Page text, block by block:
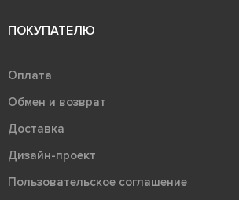
ПОКУПАТЕЛЮ
Оплата
Обмен и возврат
Доставка
Дизайн-проект
Пользовательское соглашение